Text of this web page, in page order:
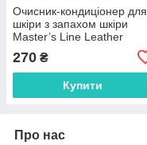
Очисник-кондиціонер для
шкіри з запахом шкіри
Master’s Line Leather
270 ₴
Купити
Про нас